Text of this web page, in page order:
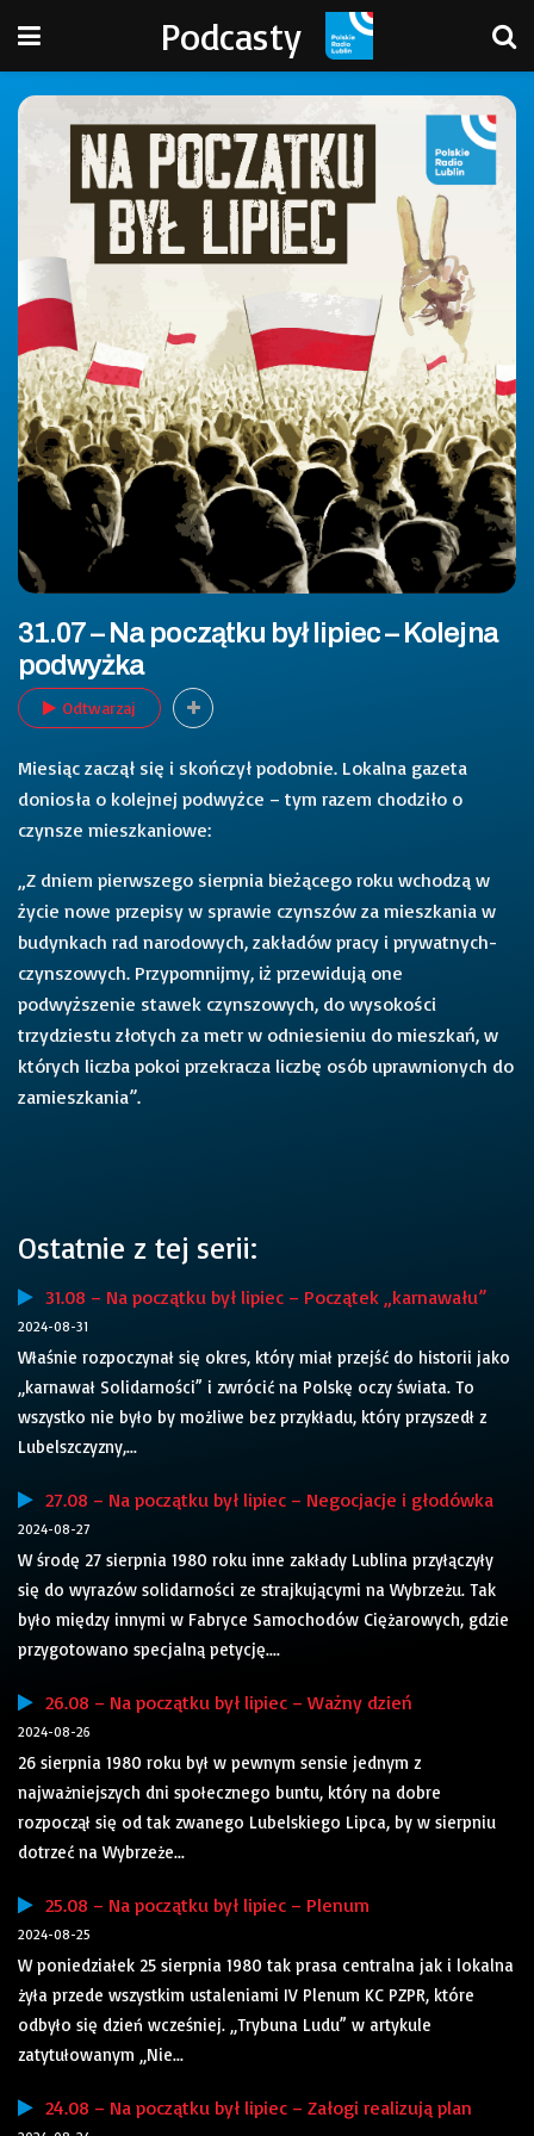
Podcasty
31.07 – Na początku był lipiec – Kolejna
podwyżka
Odtwarzaj
Miesiąc zaczął się i skończył podobnie. Lokalna gazeta
doniosła o kolejnej podwyżce – tym razem chodziło o
czynsze mieszkaniowe:
„Z dniem pierwszego sierpnia bieżącego roku wchodzą w
życie nowe przepisy w sprawie czynszów za mieszkania w
budynkach rad narodowych, zakładów pracy i prywatnych-
czynszowych. Przypomnijmy, iż przewidują one
podwyższenie stawek czynszowych, do wysokości
trzydziestu złotych za metr w odniesieniu do mieszkań, w
których liczba pokoi przekracza liczbę osób uprawnionych do
zamieszkania”.
Ostatnie z tej serii:
31.08 – Na początku był lipiec – Początek „karnawału”
2024-08-31
Właśnie rozpoczynał się okres, który miał przejść do historii jako
„karnawał Solidarności” i zwrócić na Polskę oczy świata. To
wszystko nie było by możliwe bez przykładu, który przyszedł z
Lubelszczyzny,...
27.08 – Na początku był lipiec – Negocjacje i głodówka
2024-08-27
W środę 27 sierpnia 1980 roku inne zakłady Lublina przyłączyły
się do wyrazów solidarności ze strajkującymi na Wybrzeżu. Tak
było między innymi w Fabryce Samochodów Ciężarowych, gdzie
przygotowano specjalną petycję....
26.08 – Na początku był lipiec – Ważny dzień
2024-08-26
26 sierpnia 1980 roku był w pewnym sensie jednym z
najważniejszych dni społecznego buntu, który na dobre
rozpoczął się od tak zwanego Lubelskiego Lipca, by w sierpniu
dotrzeć na Wybrzeże...
25.08 – Na początku był lipiec – Plenum
2024-08-25
W poniedziałek 25 sierpnia 1980 tak prasa centralna jak i lokalna
żyła przede wszystkim ustaleniami IV Plenum KC PZPR, które
odbyło się dzień wcześniej. „Trybuna Ludu” w artykule
zatytułowanym „Nie...
24.08 – Na początku był lipiec – Załogi realizują plan